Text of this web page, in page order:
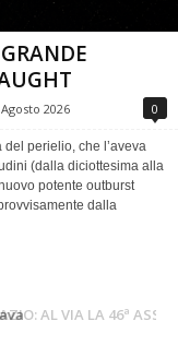
2026 0
del perielio, che l’aveva
(dalla diciottesima alla
potente outburst
dalla
FIRENZE CAPITALE MONDIALE DELLO SPAZIO: AL VIA LA 46ª ASSEMBLEA SCIENTIFICA DEL COSPAR
2026